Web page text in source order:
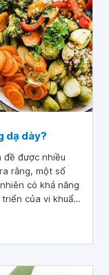
dạ dày?
đề được nhiều
rằng, một số
có khả năng
của vi khuẩn
trong dạ dày.